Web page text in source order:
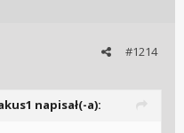
#1214
napisał(-a):